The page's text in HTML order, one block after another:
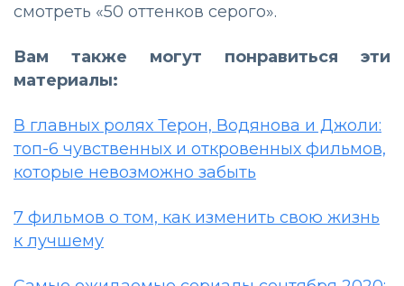
смотреть «50 оттенков серого».
Вам также могут понравиться эти
материалы:
В главных ролях Терон, Водянова и Джоли:
топ-6 чувственных и откровенных фильмов,
которые невозможно забыть
7 фильмов о том, как изменить свою жизнь
к лучшему